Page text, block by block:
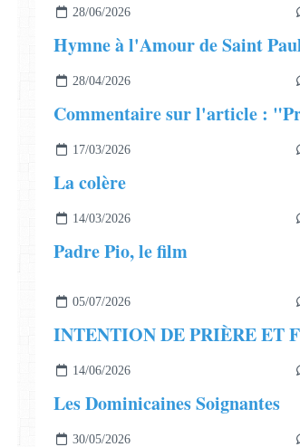
28/06/2026
28/04/2026
17/03/2026
La colère
14/03/2026
Padre Pio, le film
05/07/2026
14/06/2026
Les Dominicaines Soignantes
30/05/2026